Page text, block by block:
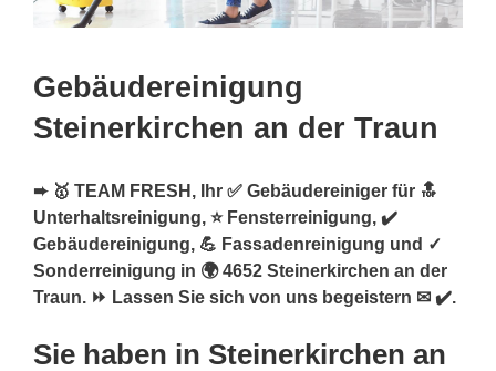
Gebäudereinigung
Steinerkirchen an der Traun
➨ 🥇 TEAM FRESH, Ihr ✅ Gebäudereiniger für 🔝
Unterhaltsreinigung, ⭐ Fensterreinigung, ✔️
Gebäudereinigung, 💪 Fassadenreinigung und ✓
Sonderreinigung in 🌍 4652 Steinerkirchen an der
Traun. ⏩ Lassen Sie sich von uns begeistern ✉ ✔️.
Sie haben in Steinerkirchen an